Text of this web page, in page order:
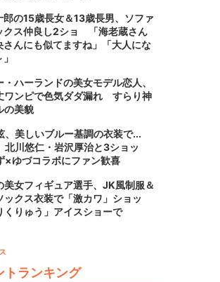
郎の15歳長女＆13歳長男、ソファ
クス仲良し2ショ 「海老蔵さん
さんにも似てますね」「大人にな
・ハーランドの美女モデル恋人、
ワンピで色気ダダ漏れ すらり神
の美貌
、美しいブルー基調の衣装で...
北川悠仁・岩沢厚治と3ショッ
ゆづコラボにファン歓喜
美女フィギュア選手、JK風制服＆
ックス衣装で「激カワ」ショッ
りゅう」アイスショーで
トランキング